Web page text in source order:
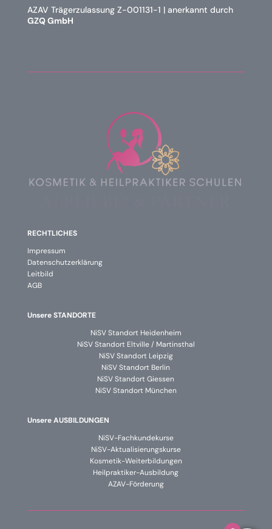
AZAV Trägerzulassung Z-001131-1 | anerkannt durch
GZQ GmbH
RECHTLICHES
Impressum
Datenschutzerklärung
Leitbild
AGB
Unsere STANDORTE
NiSV Standort Heidenheim
NiSV Standort Eltville / Martinsthal
NiSV Standort Leipzig
NiSV Standort Berlin
NiSV Standort Giessen
NiSV Standort München
Unsere AUSBILDUNGEN
NiSV-Fachkundekurse
NiSV-Aktualisierungskurse
Kosmetik-Weiterbildungen
Heilpraktiker-Ausbildung
AZAV-Förderung